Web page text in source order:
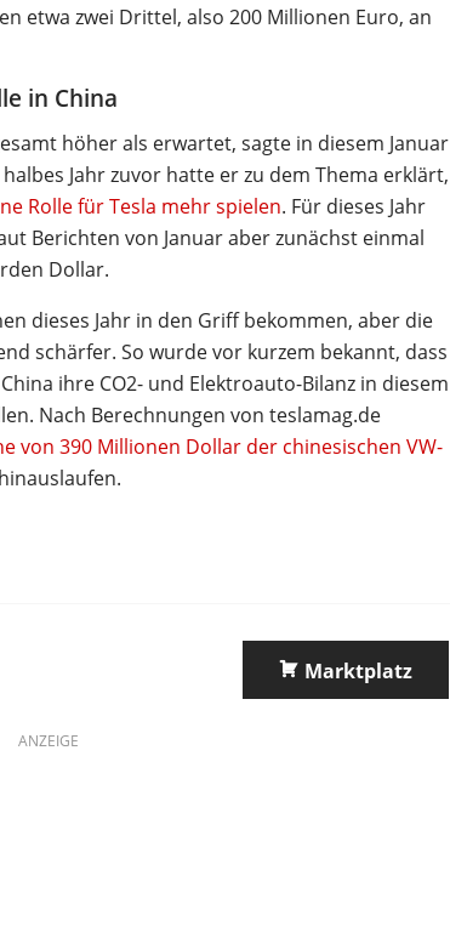
etwa zwei Drittel, also 200 Millionen Euro, an
in China
höher als erwartet, sagte in diesem Januar
Jahr zuvor hatte er zu dem Thema erklärt,
Rolle für Tesla mehr spielen. Für dieses Jahr
Berichten von Januar aber zunächst einmal
Dollar.
dieses Jahr in den Griff bekommen, aber die
schärfer. So wurde vor kurzem bekannt, dass
ihre CO2- und Elektroauto-Bilanz in diesem
Nach Berechnungen von teslamag.de
von 390 Millionen Dollar der chinesischen VW-
hinauslaufen.
Marktplatz
ANZEIGE